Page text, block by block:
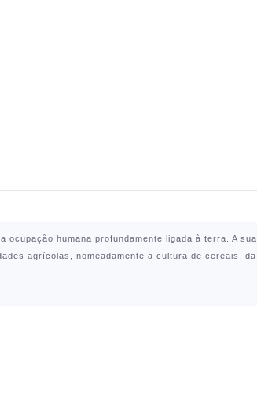
humana profundamente ligada à terra. A sua
agrícolas, nomeadamente a cultura de cereais, da